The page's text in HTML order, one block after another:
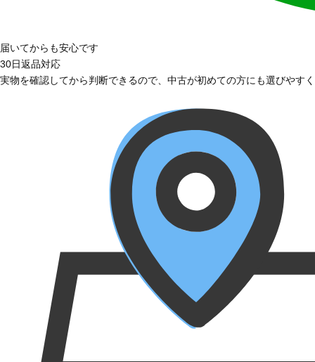
届いてからも安心です
30日返品対応
実物を確認してから判断できるので、中古が初めての方にも選びやす